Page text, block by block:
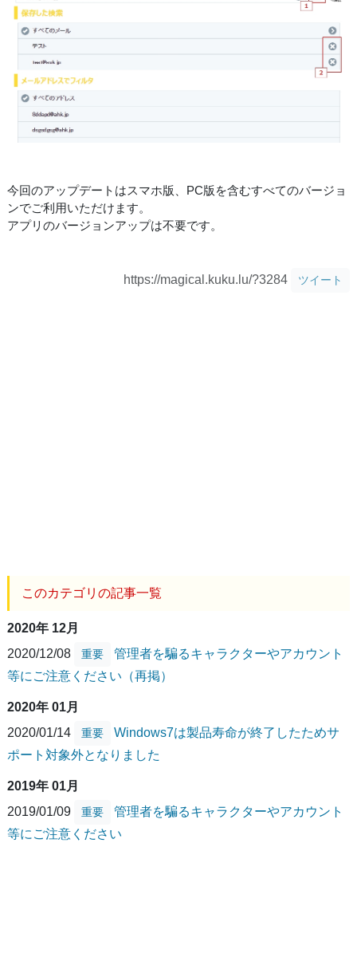
今回のアップデートはスマホ版、PC版を含むすべてのバージョ
ンでご利用いただけます。
アプリのバージョンアップは不要です。
https://magical.kuku.lu/?3284 ツイート
このカテゴリの記事一覧
2020年 12月
2020/12/08
重要
管理者を騙るキャラクターやアカウント
等にご注意ください（再掲）
2020年 01月
2020/01/14
重要
Windows7は製品寿命が終了したためサ
ポート対象外となりました
2019年 01月
2019/01/09
重要
管理者を騙るキャラクターやアカウント
等にご注意ください